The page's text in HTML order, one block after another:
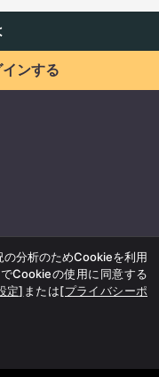
ンする
の分析のためCookieを利用
Cookieの使用に同意する
定] または[プライバシーポ